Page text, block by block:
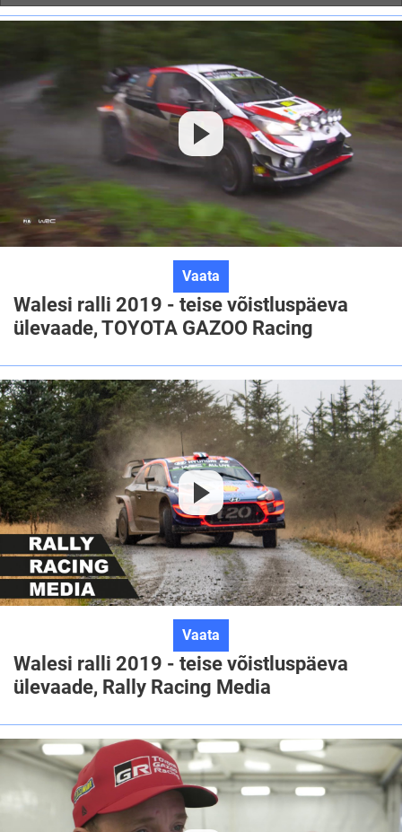
Vaata
ralli
2019
-
teise
võistluspäeva
ülevaade,
TOYOTA
GAZOO
Racing
Walesi ralli 2019 - teise võistluspäeva
ülevaade, TOYOTA GAZOO Racing
Vaata
ralli
2019
-
teise
võistluspäeva
ülevaade,
Rally
Racing
Walesi ralli 2019 - teise võistluspäeva
ülevaade, Rally Racing Media